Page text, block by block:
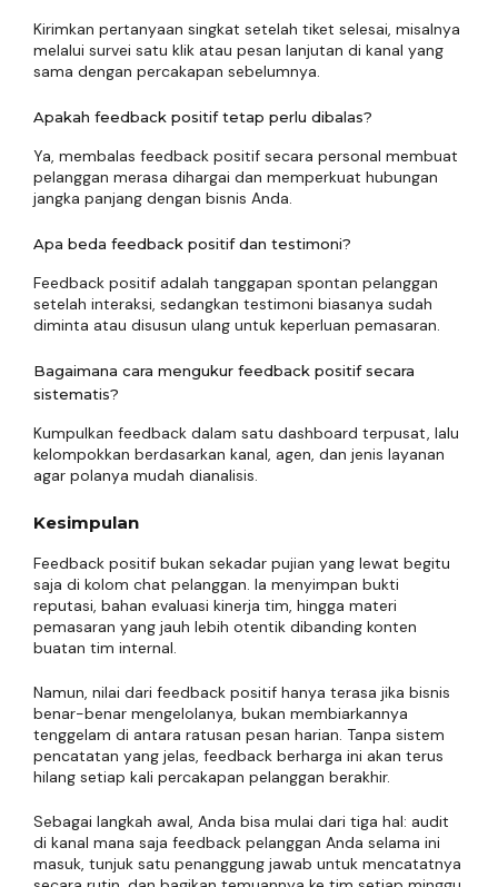
Kirimkan pertanyaan singkat setelah tiket selesai, misalnya
melalui survei satu klik atau pesan lanjutan di kanal yang
sama dengan percakapan sebelumnya.
Apakah feedback positif tetap perlu dibalas?
Ya, membalas feedback positif secara personal membuat
pelanggan merasa dihargai dan memperkuat hubungan
jangka panjang dengan bisnis Anda.
Apa beda feedback positif dan testimoni?
Feedback positif adalah tanggapan spontan pelanggan
setelah interaksi, sedangkan testimoni biasanya sudah
diminta atau disusun ulang untuk keperluan pemasaran.
Bagaimana cara mengukur feedback positif secara
sistematis?
Kumpulkan feedback dalam satu dashboard terpusat, lalu
kelompokkan berdasarkan kanal, agen, dan jenis layanan
agar polanya mudah dianalisis.
Kesimpulan
Feedback positif bukan sekadar pujian yang lewat begitu
saja di kolom chat pelanggan. Ia menyimpan bukti
reputasi, bahan evaluasi kinerja tim, hingga materi
pemasaran yang jauh lebih otentik dibanding konten
buatan tim internal.
Namun, nilai dari feedback positif hanya terasa jika bisnis
benar-benar mengelolanya, bukan membiarkannya
tenggelam di antara ratusan pesan harian. Tanpa sistem
pencatatan yang jelas, feedback berharga ini akan terus
hilang setiap kali percakapan pelanggan berakhir.
Sebagai langkah awal, Anda bisa mulai dari tiga hal: audit
di kanal mana saja feedback pelanggan Anda selama ini
masuk, tunjuk satu penanggung jawab untuk mencatatnya